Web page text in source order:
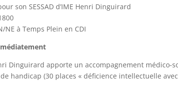
son SESSAD d’IME Henri Dinguirard
NE à Temps Plein en CDI
Dinguirard apporte un accompagnement
handicap (30 places « déficience intellectuelle